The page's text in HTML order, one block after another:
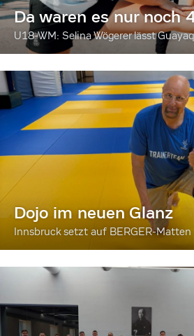
Da waren es nur noch
U18-WM: Selina Wögerer lässt
Dojo im neuen Glanz
Innsbruck setzt auf BERGER-Matten